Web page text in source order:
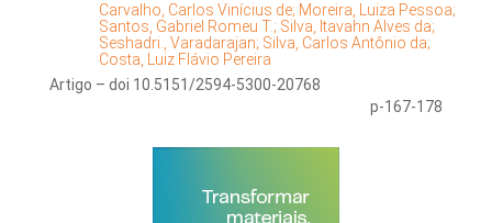
Carvalho, Carlos Vinícius de; Moreira, Luiza Pessoa;
Santos, Gabriel Romeu T.; Silva, Itavahn Alves da;
Seshadri., Varadarajan; Silva, Carlos Antônio da;
Costa, Luiz Flávio Pereira
Artigo – doi 10.5151/2594-5300-20768
p-167-178